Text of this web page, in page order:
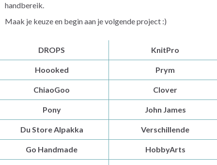
handbereik.
Maak je keuze en begin aan je volgende project :)
DROPS KnitPro
Hoooked Prym
ChiaoGoo Clover
Pony John James
Du Store Alpakka Verschillende
Go Handmade HobbyArts